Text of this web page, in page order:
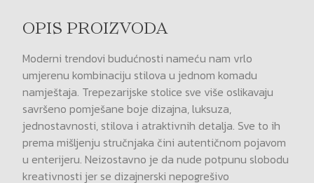
OPIS PROIZVODA
Moderni trendovi budućnosti nameću nam vrlo
umjerenu kombinaciju stilova u jednom komadu
namještaja. Trepezarijske stolice sve više oslikavaju
savršeno pomješane boje dizajna, luksuza,
jednostavnosti, stilova i atraktivnih detalja. Sve to ih
prema mišljenju stručnjaka čini autentičnom pojavom
u enterijeru. Neizostavno je da nude potpunu slobodu
kreativnosti jer se dizajnerski nepogrešivo